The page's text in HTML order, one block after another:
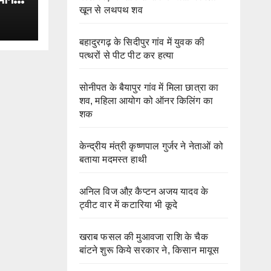
खून से लथपथ शव
बहादुरगढ़ के सिदीपुर गांव में युवक की
पत्थरों से पीट पीट कर हत्या
सोनीपत के बैयापुर गांव में मिला छात्रा का
शव, महिला आयोग को ऑनर किलिंग का
शक
केन्द्रीय मंत्री कृष्णपाल गुर्जर ने नेताओं को
बताया मदमस्त हाथी
अनिल विज औऱ कैप्टन अजय यादव के
ट्वीट वार में कटारिया भी कूदे
खराब फसल की मुआवजा राशि के चैक
बांटने शुरू किये सरकार ने, किसान मायूस